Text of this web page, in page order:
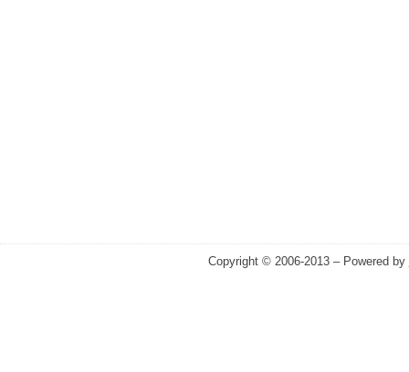
Copyright © 2006-2013 – Powered by